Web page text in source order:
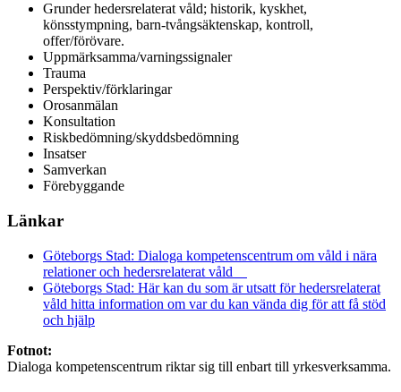
Grunder hedersrelaterat våld; historik, kyskhet,
könsstympning, barn-tvångsäktenskap, kontroll,
offer/förövare.
Uppmärksamma/varningssignaler
Trauma
Perspektiv/förklaringar
Orosanmälan
Konsultation
Riskbedömning/skyddsbedömning
Insatser
Samverkan
Förebyggande
Länkar
Göteborgs Stad: Dialoga kompetenscentrum om våld i nära
relationer och hedersrelaterat våld
Göteborgs Stad: Här kan du som är utsatt för hedersrelaterat
våld hitta information om var du kan vända dig för att få stöd
och hjälp
Fotnot:
Dialoga kompetenscentrum riktar sig till enbart till yrkesverksamma.